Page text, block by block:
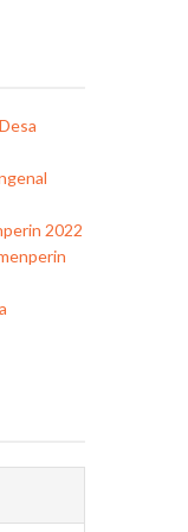
2022